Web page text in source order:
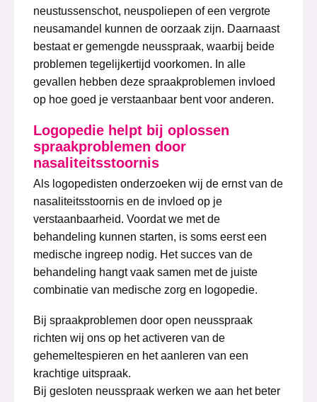
neustussenschot, neuspoliepen of een vergrote
neusamandel kunnen de oorzaak zijn. Daarnaast
bestaat er gemengde neusspraak, waarbij beide
problemen tegelijkertijd voorkomen. In alle
gevallen hebben deze spraakproblemen invloed
op hoe goed je verstaanbaar bent voor anderen.
Logopedie helpt bij oplossen
spraakproblemen door
nasaliteitsstoornis
Als logopedisten onderzoeken wij de ernst van de
nasaliteitsstoornis en de invloed op je
verstaanbaarheid. Voordat we met de
behandeling kunnen starten, is soms eerst een
medische ingreep nodig. Het succes van de
behandeling hangt vaak samen met de juiste
combinatie van medische zorg en logopedie.
Bij spraakproblemen door open neusspraak
richten wij ons op het activeren van de
gehemeltespieren en het aanleren van een
krachtige uitspraak.
Bij gesloten neusspraak werken we aan het beter